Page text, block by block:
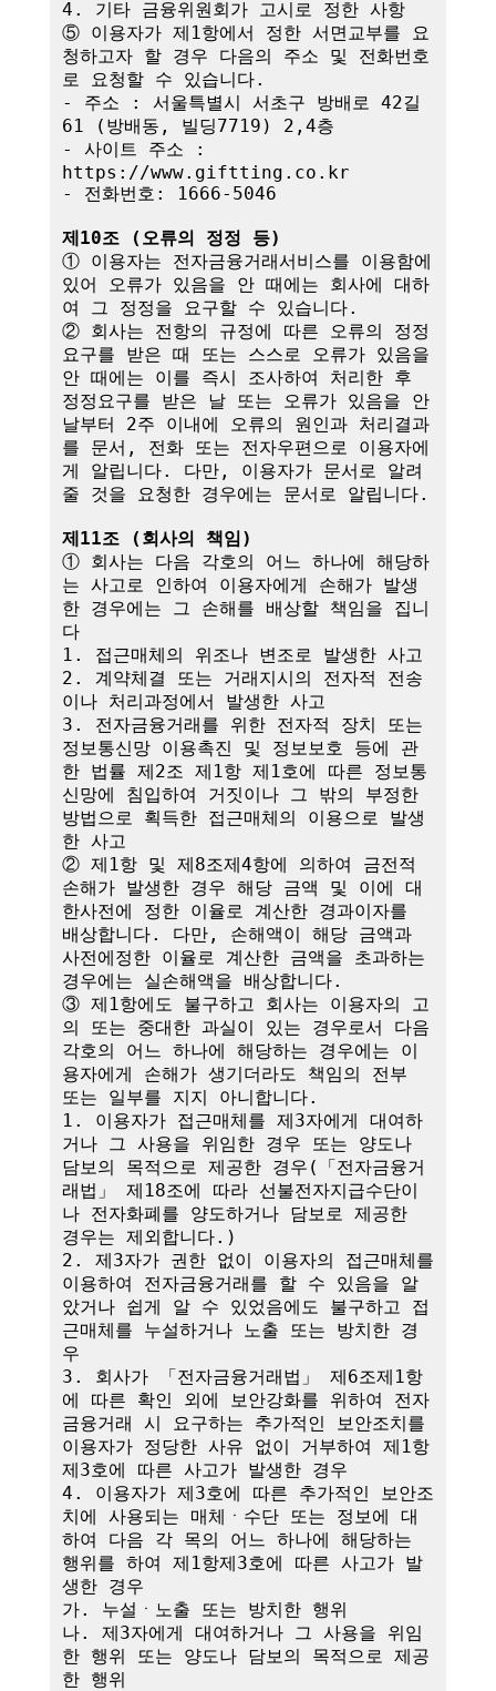
4. 기타 금융위원회가 고시로 정한 사항
⑤ 이용자가 제1항에서 정한 서면교부를 요
청하고자 할 경우 다음의 주소 및 전화번호
로 요청할 수 있습니다.
- 주소 : 서울특별시 서초구 방배로 42길
61 (방배동, 빌딩7719) 2,4층
- 사이트 주소 :
https://www.giftting.co.kr
- 전화번호: 1666-5046
제10조 (오류의 정정 등)
① 이용자는 전자금융거래서비스를 이용함에
있어 오류가 있음을 안 때에는 회사에 대하
여 그 정정을 요구할 수 있습니다.
② 회사는 전항의 규정에 따른 오류의 정정
요구를 받은 때 또는 스스로 오류가 있음을
안 때에는 이를 즉시 조사하여 처리한 후
정정요구를 받은 날 또는 오류가 있음을 안
날부터 2주 이내에 오류의 원인과 처리결과
를 문서, 전화 또는 전자우편으로 이용자에
게 알립니다. 다만, 이용자가 문서로 알려
줄 것을 요청한 경우에는 문서로 알립니다.
제11조 (회사의 책임)
① 회사는 다음 각호의 어느 하나에 해당하
는 사고로 인하여 이용자에게 손해가 발생
한 경우에는 그 손해를 배상할 책임을 집니
다
1. 접근매체의 위조나 변조로 발생한 사고
2. 계약체결 또는 거래지시의 전자적 전송
이나 처리과정에서 발생한 사고
3. 전자금융거래를 위한 전자적 장치 또는
정보통신망 이용촉진 및 정보보호 등에 관
한 법률 제2조 제1항 제1호에 따른 정보통
신망에 침입하여 거짓이나 그 밖의 부정한
방법으로 획득한 접근매체의 이용으로 발생
한 사고
② 제1항 및 제8조제4항에 의하여 금전적
손해가 발생한 경우 해당 금액 및 이에 대
한사전에 정한 이율로 계산한 경과이자를
배상합니다. 다만, 손해액이 해당 금액과
사전에정한 이율로 계산한 금액을 초과하는
경우에는 실손해액을 배상합니다.
③ 제1항에도 불구하고 회사는 이용자의 고
의 또는 중대한 과실이 있는 경우로서 다음
각호의 어느 하나에 해당하는 경우에는 이
용자에게 손해가 생기더라도 책임의 전부
또는 일부를 지지 아니합니다.
1. 이용자가 접근매체를 제3자에게 대여하
거나 그 사용을 위임한 경우 또는 양도나
담보의 목적으로 제공한 경우(「전자금융거
래법」 제18조에 따라 선불전자지급수단이
나 전자화폐를 양도하거나 담보로 제공한
경우는 제외합니다.)
2. 제3자가 권한 없이 이용자의 접근매체를
이용하여 전자금융거래를 할 수 있음을 알
았거나 쉽게 알 수 있었음에도 불구하고 접
근매체를 누설하거나 노출 또는 방치한 경
우
3. 회사가 「전자금융거래법」 제6조제1항
에 따른 확인 외에 보안강화를 위하여 전자
금융거래 시 요구하는 추가적인 보안조치를
이용자가 정당한 사유 없이 거부하여 제1항
제3호에 따른 사고가 발생한 경우
4. 이용자가 제3호에 따른 추가적인 보안조
치에 사용되는 매체ㆍ수단 또는 정보에 대
하여 다음 각 목의 어느 하나에 해당하는
행위를 하여 제1항제3호에 따른 사고가 발
생한 경우
가. 누설ㆍ노출 또는 방치한 행위
나. 제3자에게 대여하거나 그 사용을 위임
한 행위 또는 양도나 담보의 목적으로 제공
한 행위